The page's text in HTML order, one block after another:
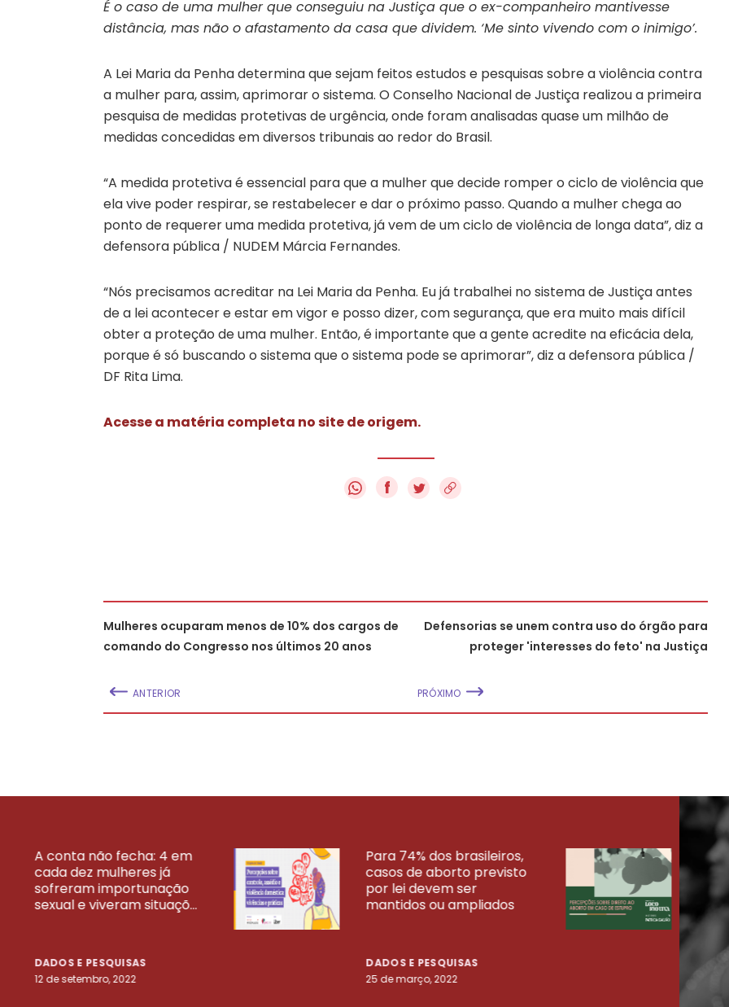
É o caso de uma mulher que conseguiu na Justiça que o ex-companheiro mantivesse
distância, mas não o afastamento da casa que dividem. ‘Me sinto vivendo com o inimigo’.
A Lei Maria da Penha determina que sejam feitos estudos e pesquisas sobre a violência contra
a mulher para, assim, aprimorar o sistema. O Conselho Nacional de Justiça realizou a primeira
pesquisa de medidas protetivas de urgência, onde foram analisadas quase um milhão de
medidas concedidas em diversos tribunais ao redor do Brasil.
“A medida protetiva é essencial para que a mulher que decide romper o ciclo de violência que
ela vive poder respirar, se restabelecer e dar o próximo passo. Quando a mulher chega ao
ponto de requerer uma medida protetiva, já vem de um ciclo de violência de longa data”, diz a
defensora pública / NUDEM Márcia Fernandes.
“Nós precisamos acreditar na Lei Maria da Penha. Eu já trabalhei no sistema de Justiça antes
de a lei acontecer e estar em vigor e posso dizer, com segurança, que era muito mais difícil
obter a proteção de uma mulher. Então, é importante que a gente acredite na eficácia dela,
porque é só buscando o sistema que o sistema pode se aprimorar”, diz a defensora pública /
DF Rita Lima.
Acesse a matéria completa no site de origem.
f
Mulheres ocuparam menos de 10% dos cargos de
comando do Congresso nos últimos 20 anos
ANTERIOR
Defensorias se unem contra uso do órgão para
proteger 'interesses do feto' na Justiça
PRÓXIMO
A conta não fecha: 4 em
cada dez mulheres já
sofreram importunação
sexual e viveram situaçõ...
DADOS E PESQUISAS
12 de setembro, 2022
Para 74% dos brasileiros,
casos de aborto previsto
por lei devem ser
mantidos ou ampliados
DADOS E PESQUISAS
25 de março, 2022
23
VEJA MAIS PESQUISAS